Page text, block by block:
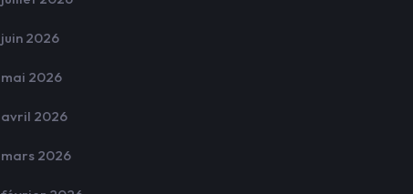
juin 2026
mai 2026
avril 2026
mars 2026